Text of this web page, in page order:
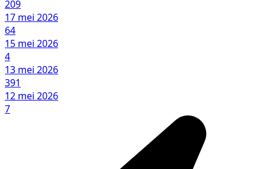
209
17 mei 2026
64
15 mei 2026
4
13 mei 2026
391
12 mei 2026
7